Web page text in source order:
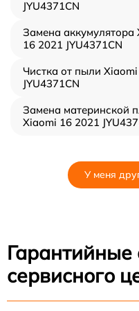
JYU4371CN
Замена аккумулятора
16 2021 JYU4371CN
Чистка от пыли
JYU4371CN
Замена материнской
Xiaomi 16 2021
У меня
Гарантийные
сервисного